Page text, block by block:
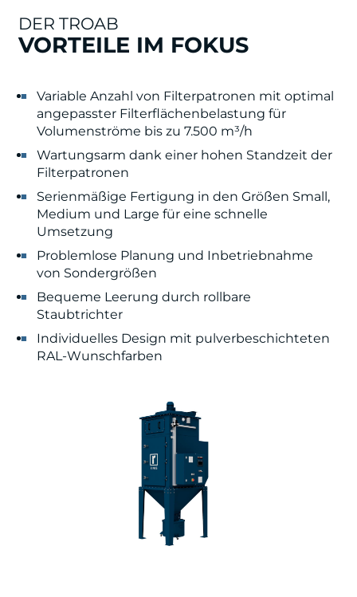
DER TROAB
VORTEILE IM FOKUS
Variable Anzahl von Filterpatronen mit optimal
angepasster Filterflächenbelastung für
Volumenströme bis zu 7.500 m³/h
Wartungsarm dank einer hohen Standzeit der
Filterpatronen
Serienmäßige Fertigung in den Größen Small,
Medium und Large für eine schnelle
Umsetzung
Problemlose Planung und Inbetriebnahme
von Sondergrößen
Bequeme Leerung durch rollbare
Staubtrichter
Individuelles Design mit pulverbeschichteten
RAL-Wunschfarben